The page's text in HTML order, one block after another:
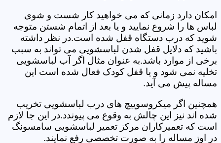
امکان دارد زمانی که می خواهید کار شست و شوی
لباس ها را شروع نمایید و یا بعد از اتمام شستن متوجه
شوید که درب دستگاه قفل شده است.در نظر داشته
باشید که دلایل قفل شدن لباسشویی می تواند به سبب
برخی از موارد باشد.به عنوان مثال اگر آب لباسشویی
تخلیه نمی شود و یا قفل کودک فعال شده است این
مساله پیش می آید.
همچنین اگر میکروسوییچ های درب لباسشویی تخریب
شده اند نیز این چالش به وقوع می پیوندد.در این جا لازم
است که تعمیرکاران مرکز تعمیر لباسشویی سامسونگ
در اوز مساله را به صورت تخصصی رفع نمایند.